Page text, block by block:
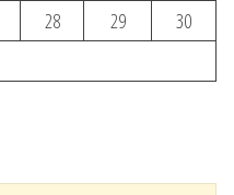
28 29
30